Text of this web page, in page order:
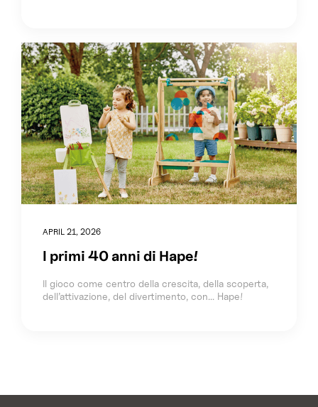
APRIL 21, 2026
I primi 40 anni di Hape!
Il gioco come centro della crescita, della scoperta,
dell’attivazione, del divertimento, con... Hape!